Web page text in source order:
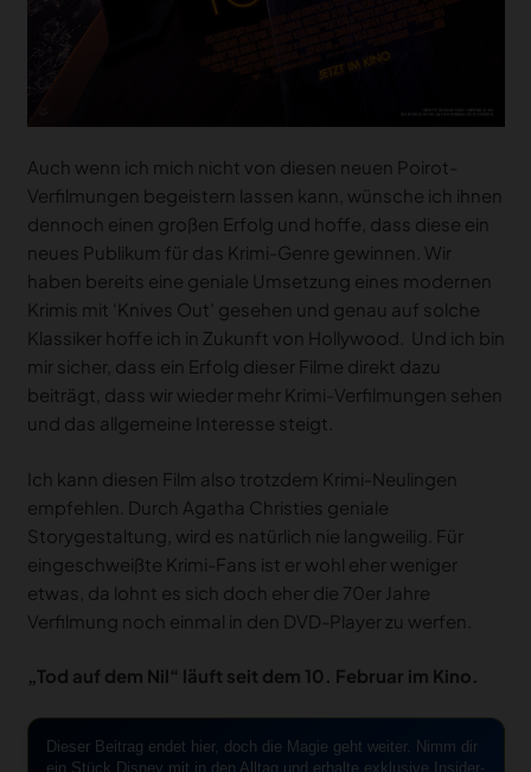
Auch wenn ich mich nicht von diesen neuen Poirot-
Verfilmungen begeistern lassen kann, wünsche ich ihnen
dennoch einen großen Erfolg und hoffe, dass diese ein
neues Publikum für das Krimi-Genre gewinnen. Wir
haben bereits eine geniale Umsetzung eines modernen
Krimis mit ‘Knives Out’ gesehen und genau auf solche
Klassiker hoffe ich in Zukunft von Hollywood. Und ich bin
mir sicher, dass ein Erfolg dieser Filme direkt dazu
beiträgt, dass wir wieder mehr Krimi-Verfilmungen sehen
und das allgemeine Interesse steigt.
Ich kann diesen Film also trotzdem Krimi-Neulingen
empfehlen. Durch Agatha Christies geniale
Storygestaltung, wird es natürlich nie langweilig. Für
eingeschweißte Krimi-Fans ist er wohl eher weniger
etwas, da lohnt es sich doch eher die 70er Jahre
Verfilmung noch einmal in den DVD-Player zu werfen.
„Tod auf dem Nil“ läuft seit dem 10. Februar im Kino.
Dieser Beitrag endet hier, doch die Magie geht weiter. Nimm dir
ein Stück Disney mit in den Alltag und erhalte exklusive Insider-